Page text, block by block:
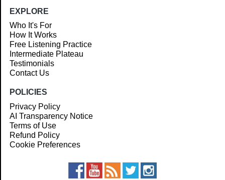
EXPLORE
Who It's For
How It Works
Free Listening Practice
Intermediate Plateau
Testimonials
Contact Us
POLICIES
Privacy Policy
AI Transparency Notice
Terms of Use
Refund Policy
Cookie Preferences